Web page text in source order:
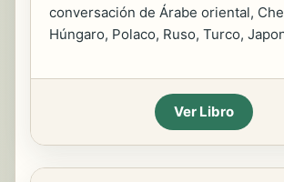
conversación de Árabe oriental,
Húngaro, Polaco, Ruso, Turco,
Ver Libro